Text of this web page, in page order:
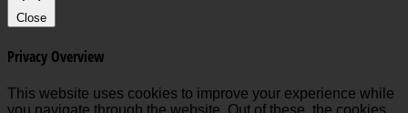
Close
Privacy Overview
This website uses cookies to improve your experience while